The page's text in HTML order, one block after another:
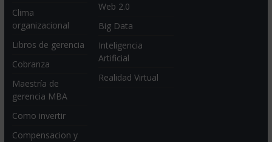
Clima
organizacional
Libros de gerencia
Cobranza
Maestría de
gerencia MBA
Como invertir
Compensacion y
Web 2.0
Big Data
Inteligencia
Artificial
Realidad Virtual